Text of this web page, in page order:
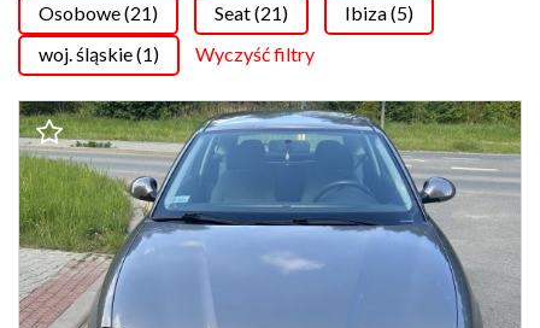
Osobowe (21) Seat (21)
Ibiza (5)
woj. śląskie (1)
Wyczyść filtry